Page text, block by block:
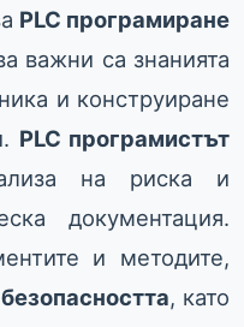
PLC програмиране
важни са знанията
и конструиране
PLC програмистът
на риска и
документация.
и методите,
, като